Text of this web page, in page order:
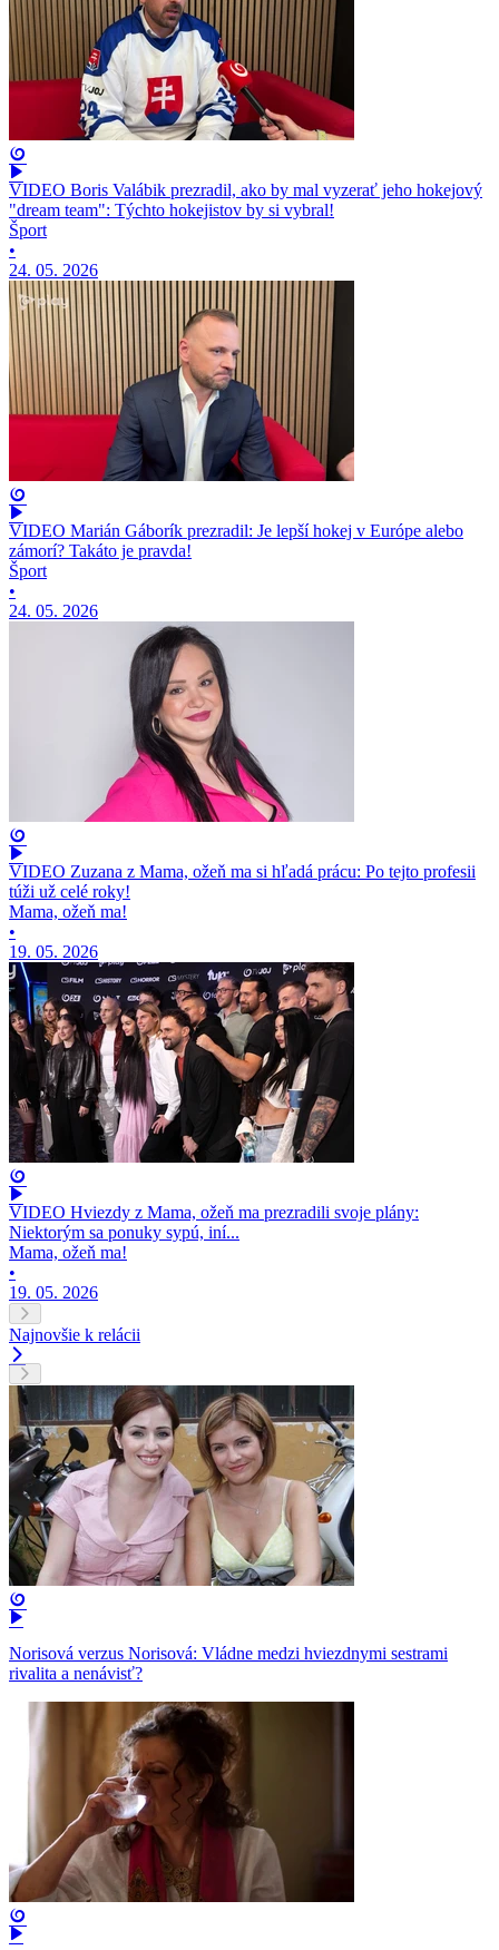
VIDEO Boris Valábik prezradil, ako by mal vyzerať jeho hokejový
"dream team": Týchto hokejistov by si vybral!
Šport
•
24. 05. 2026
VIDEO Marián Gáborík prezradil: Je lepší hokej v Európe alebo
zámorí? Takáto je pravda!
Šport
•
24. 05. 2026
VIDEO Zuzana z Mama, ožeň ma si hľadá prácu: Po tejto profesii
túži už celé roky!
Mama, ožeň ma!
•
19. 05. 2026
VIDEO Hviezdy z Mama, ožeň ma prezradili svoje plány:
Niektorým sa ponuky sypú, iní...
Mama, ožeň ma!
•
19. 05. 2026
Najnovšie k relácii
Norisová verzus Norisová: Vládne medzi hviezdnymi sestrami
rivalita a nenávisť?